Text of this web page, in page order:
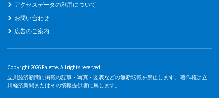
アクセスデータの利用について
お問い合わせ
広告のご案内
Copyright 2026 Palette. All rights reserved.
立川経済新聞に掲載の記事・写真・図表などの無断転載を禁止します。 著作権は立
川経済新聞またはその情報提供者に属します。